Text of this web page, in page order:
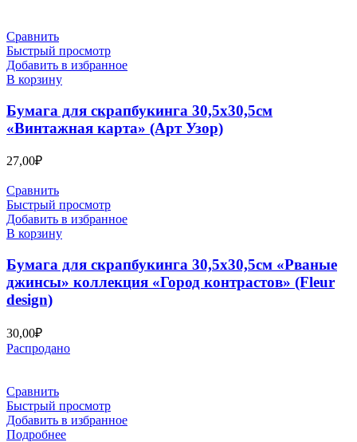
Сравнить
Быстрый просмотр
Добавить в избранное
В корзину
Бумага для скрапбукинга 30,5х30,5см
«Винтажная карта» (Арт Узор)
27,00₽
Сравнить
Быстрый просмотр
Добавить в избранное
В корзину
Бумага для скрапбукинга 30,5х30,5см «Рваные
джинсы» коллекция «Город контрастов» (Fleur
design)
30,00₽
Распродано
Сравнить
Быстрый просмотр
Добавить в избранное
Подробнее